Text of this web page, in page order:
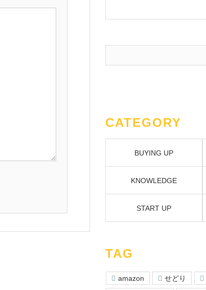
CATEGORY
BUYING UP
KNOWLEDGE
START UP
TAG
amazon せどり